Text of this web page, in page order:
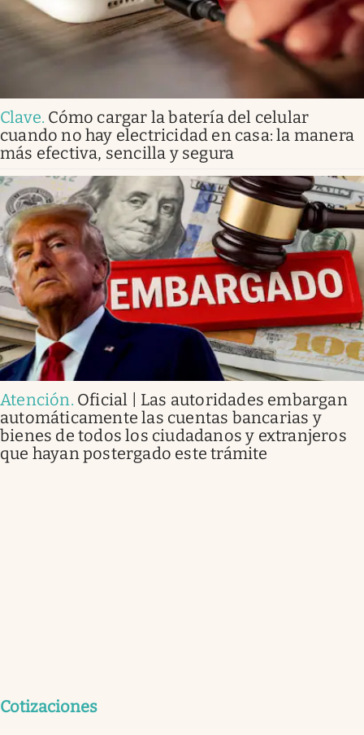
Clave. Cómo cargar la batería del celular
cuando no hay electricidad en casa: la manera
más efectiva, sencilla y segura
Atención. Oficial | Las autoridades embargan
automáticamente las cuentas bancarias y
bienes de todos los ciudadanos y extranjeros
que hayan postergado este trámite
Cotizaciones